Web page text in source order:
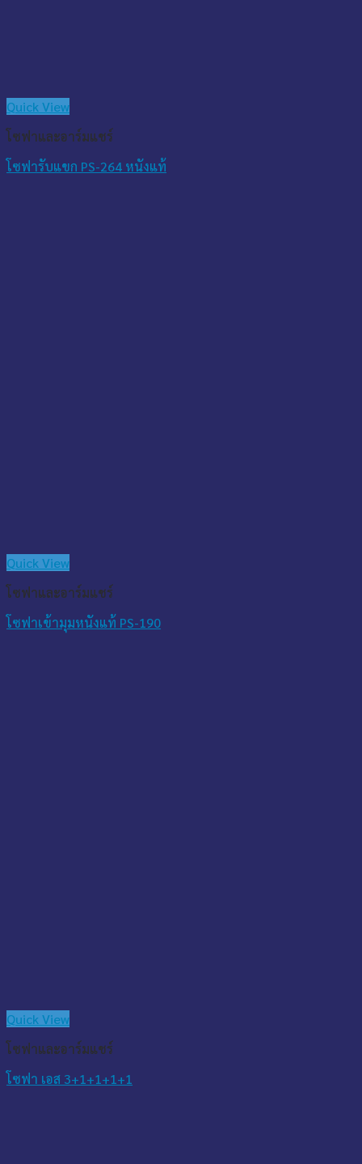
Quick View
โซฟาและอาร์มแชร์
โซฟารับแขก PS-264 หนังแท้
Quick View
โซฟาและอาร์มแชร์
โซฟาเข้ามุมหนังแท้ PS-190
Quick View
โซฟาและอาร์มแชร์
โซฟา เอส 3+1+1+1+1